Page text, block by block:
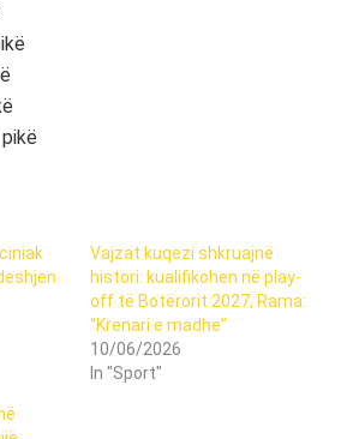
Vajzat kuqezi shkruajnë
histori: kualifikohen në play-
off të Botërorit 2027, Rama:
“Krenari e madhe”
10/06/2026
In "Sport"